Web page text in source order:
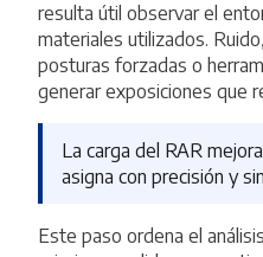
resulta útil observar el
materiales utilizados.
posturas forzadas o
generar exposiciones que
La carga del RAR
asigna con precisión y
Este paso ordena el